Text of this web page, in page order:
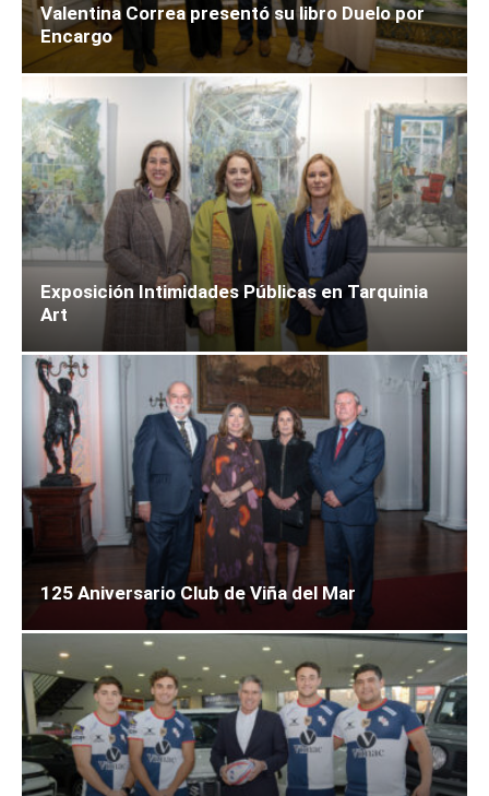
Valentina Correa presentó su libro Duelo por
Encargo
Exposición Intimidades Públicas en Tarquinia
Art
125 Aniversario Club de Viña del Mar